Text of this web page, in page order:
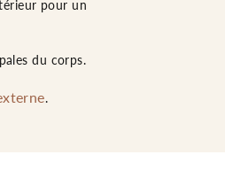
pour un
du corps.
.